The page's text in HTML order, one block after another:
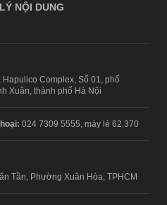
NỘI DUNG
Complex, Số 01, phố
Xuân, thành phố Hà Nội
024 7309 5555, máy lẻ 62.370
Tần, Phường Xuân Hòa, TPHCM